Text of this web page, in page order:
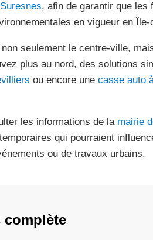
, afin de garantir que les
en vigueur en Île-
seulement le centre-ville,
plus au nord, des solutions
ou encore une casse auto
les informations de la mairie
qui pourraient
ou de travaux urbains.
complète